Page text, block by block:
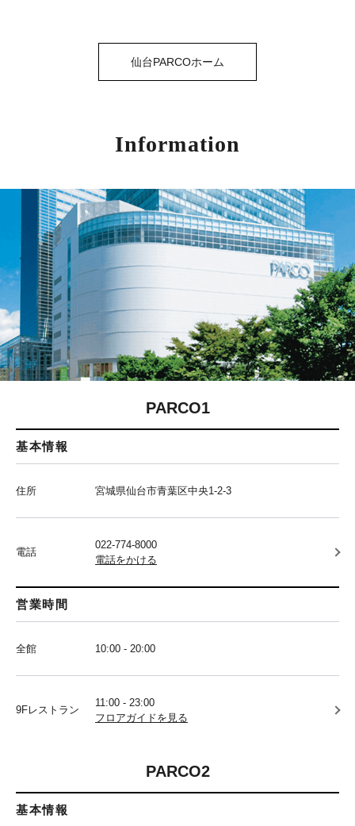
仙台PARCOホーム
Information
PARCO1
基本情報
住所 宮城県仙台市青葉区中央1-2-3
電話
022-774-8000
電話をかける
営業時間
全館 10:00 - 20:00
9Fレストラン
11:00 - 23:00
フロアガイドを見る
PARCO2
基本情報